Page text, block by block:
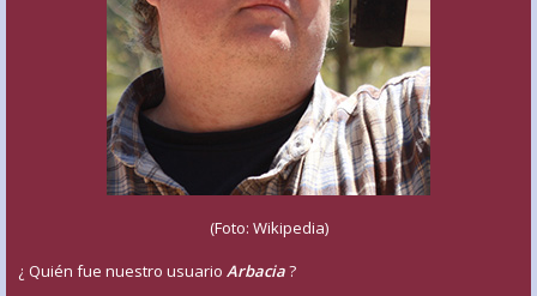
(Foto: Wikipedia)
¿ Quién fue nuestro usuario Arbacia?